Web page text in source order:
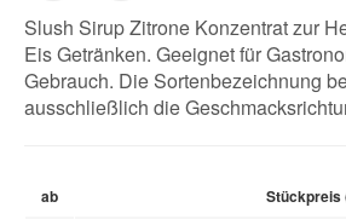
Slush Sirup Zitrone Konzentrat zur
Eis Getränken. Geeignet für
Gebrauch. Die Sortenbezeichnung
ausschließlich die
ab Stückpreis